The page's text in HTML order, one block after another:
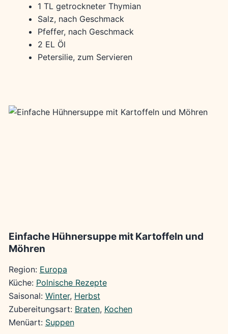
1 TL getrockneter Thymian
Salz, nach Geschmack
Pfeffer, nach Geschmack
2 EL Öl
Petersilie, zum Servieren
Einfache Hühnersuppe mit Kartoffeln und
Möhren
Region: Europa
Küche: Polnische Rezepte
Saisonal: Winter, Herbst
Zubereitungsart: Braten, Kochen
Menüart: Suppen